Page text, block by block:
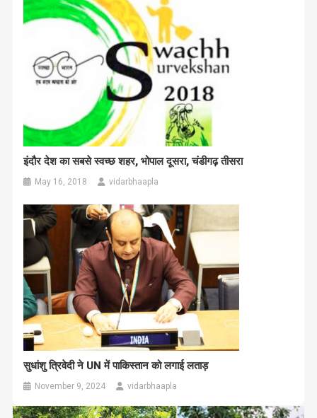
इंदौर देश का सबसे स्वच्छ शहर, भोपाल दूसरा, चंडीगढ़ तीसरा
May 16, 2018 vidarbhaapla
सुधांशु त्रिवेदी ने UN में पाकिस्तान को लगाई लताड़
November 9, 2024 vidarbhaapla